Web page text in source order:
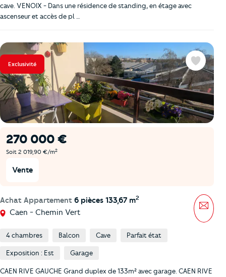
cave. VENOIX - Dans une résidence de standing, en étage avec
ascenseur et accès de pl …
Exclusivité
270 000 €
Soit 2 019,90 €/m2
Vente
Achat Appartement 6 pièces 133,67 m2
Caen - Chemin Vert
Favoris
4 chambres Balcon Cave Parfait état
Exposition : Est Garage
CAEN RIVE GAUCHE Grand duplex de 133m² avec garage. CAEN RIVE